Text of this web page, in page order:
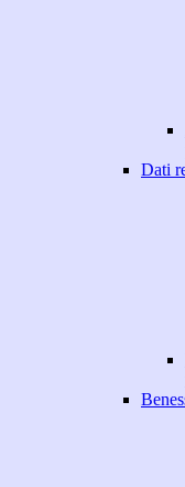
Dati